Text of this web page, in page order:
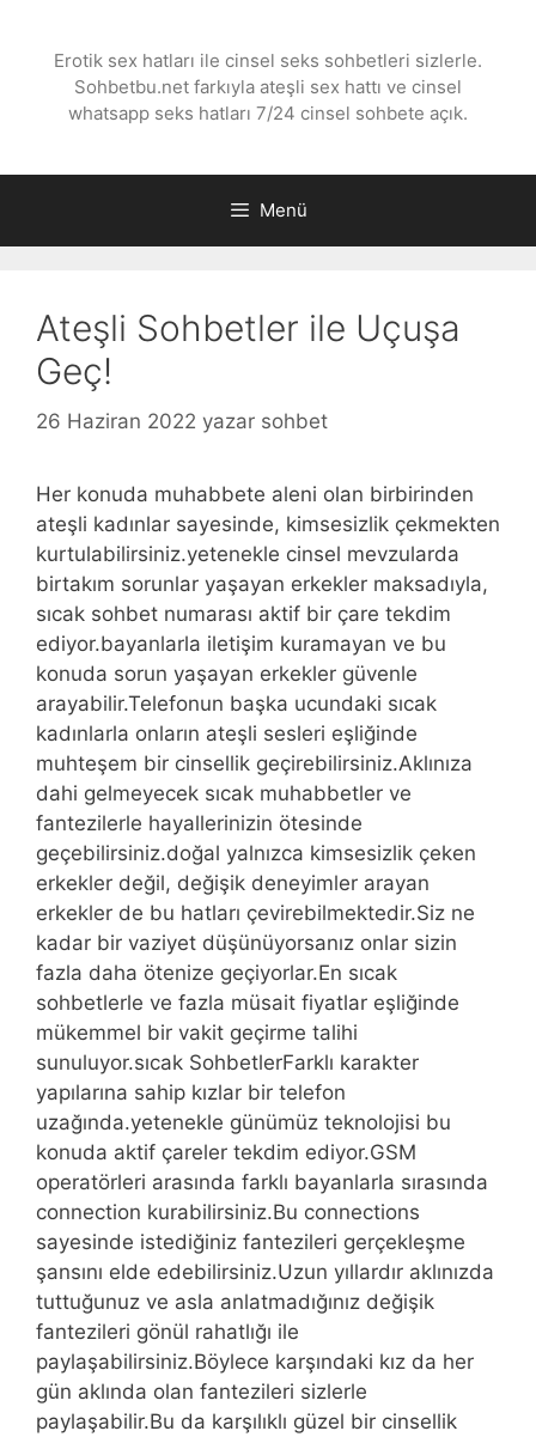
Erotik sex hatları ile cinsel seks sohbetleri sizlerle.
Sohbetbu.net farkıyla ateşli sex hattı ve cinsel
whatsapp seks hatları 7/24 cinsel sohbete açık.
Menü
Ateşli Sohbetler ile Uçuşa
Geç!
26 Haziran 2022 yazar sohbet
Her konuda muhabbete aleni olan birbirinden
ateşli kadınlar sayesinde, kimsesizlik çekmekten
kurtulabilirsiniz.yetenekle cinsel mevzularda
birtakım sorunlar yaşayan erkekler maksadıyla,
sıcak sohbet numarası aktif bir çare tekdim
ediyor.bayanlarla iletişim kuramayan ve bu
konuda sorun yaşayan erkekler güvenle
arayabilir.Telefonun başka ucundaki sıcak
kadınlarla onların ateşli sesleri eşliğinde
muhteşem bir cinsellik geçirebilirsiniz.Aklınıza
dahi gelmeyecek sıcak muhabbetler ve
fantezilerle hayallerinizin ötesinde
geçebilirsiniz.doğal yalnızca kimsesizlik çeken
erkekler değil, değişik deneyimler arayan
erkekler de bu hatları çevirebilmektedir.Siz ne
kadar bir vaziyet düşünüyorsanız onlar sizin
fazla daha ötenize geçiyorlar.En sıcak
sohbetlerle ve fazla müsait fiyatlar eşliğinde
mükemmel bir vakit geçirme talihi
sunuluyor.sıcak SohbetlerFarklı karakter
yapılarına sahip kızlar bir telefon
uzağında.yetenekle günümüz teknolojisi bu
konuda aktif çareler tekdim ediyor.GSM
operatörleri arasında farklı bayanlarla sırasında
connection kurabilirsiniz.Bu connections
sayesinde istediğiniz fantezileri gerçekleşme
şansını elde edebilirsiniz.Uzun yıllardır aklınızda
tuttuğunuz ve asla anlatmadığınız değişik
fantezileri gönül rahatlığı ile
paylaşabilirsiniz.Böylece karşındaki kız da her
gün aklında olan fantezileri sizlerle
paylaşabilir.Bu da karşılıklı güzel bir cinsellik